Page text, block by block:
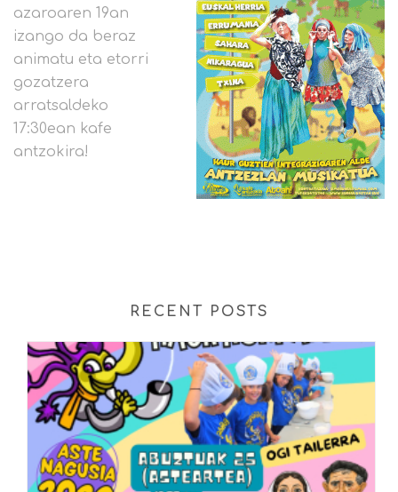
azaroaren 19an
izango da beraz
animatu eta etorri
gozatzera
arratsaldeko
17:30ean kafe
antzokira!
RECENT POSTS